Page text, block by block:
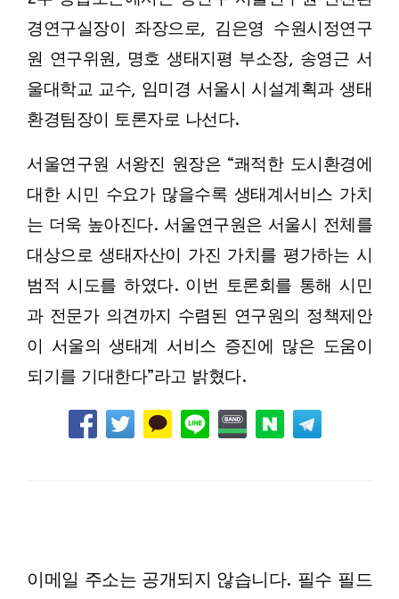
경연구실장이 좌장으로, 김은영 수원시정연구
원 연구위원, 명호 생태지평 부소장, 송영근 서
울대학교 교수, 임미경 서울시 시설계획과 생태
환경팀장이 토론자로 나선다.
서울연구원 서왕진 원장은 “쾌적한 도시환경에
대한 시민 수요가 많을수록 생태계서비스 가치
는 더욱 높아진다. 서울연구원은 서울시 전체를
대상으로 생태자산이 가진 가치를 평가하는 시
범적 시도를 하였다. 이번 토론회를 통해 시민
과 전문가 의견까지 수렴된 연구원의 정책제안
이 서울의 생태계 서비스 증진에 많은 도움이
되기를 기대한다”라고 밝혔다.
이메일 주소는 공개되지 않습니다. 필수 필드